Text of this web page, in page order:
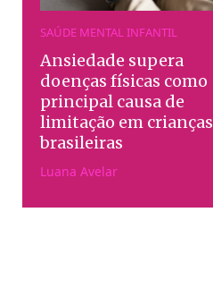
SAÚDE MENTAL INFANTIL
Ansiedade supera
doenças físicas como
principal causa de
limitação em crianças
brasileiras
Luana Avelar